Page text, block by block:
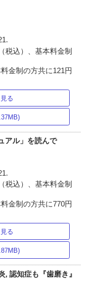
税込）、基本料金制
金制の方共に121円
る
アル」を読んで
税込）、基本料金制
金制の方共に770円
る
認知症も『歯磨き』